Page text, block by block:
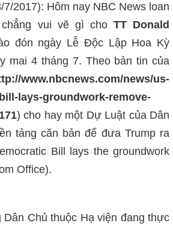
7/2017): Hôm nay NBC News loan
vui vẽ gì cho TT Donald
đón ngày Lễ Độc Lập Hoa Kỳ
mai 4 tháng 7. Theo bản tin của
www.nbcnews.com/news/us-
lays-groundwork-remove-
) cho hay một Dự Luật của Dân
tảng căn bản để đưa Trump ra
Bill lays the groundwork
Office).
Dân Chủ thuộc Hạ viện đang thực